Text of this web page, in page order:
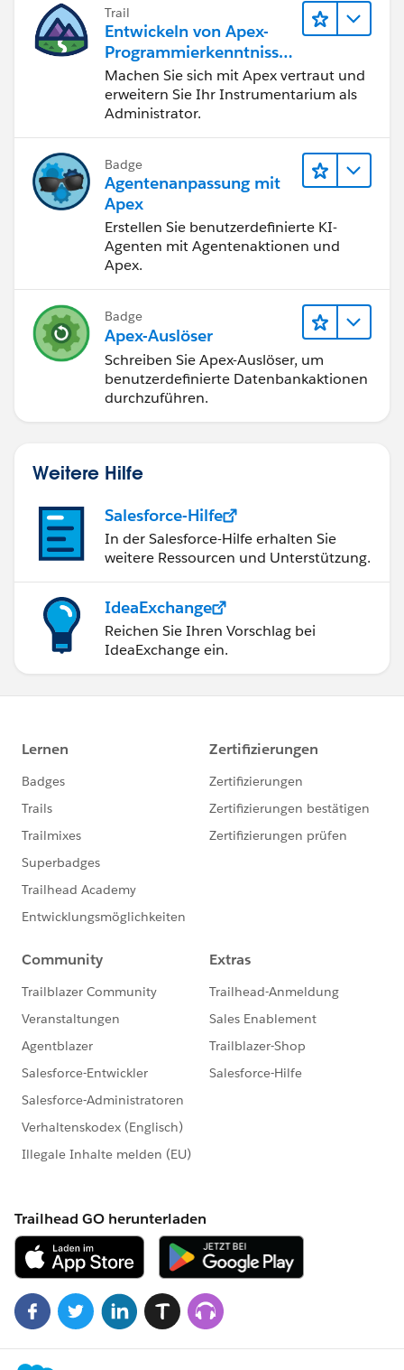
Trail
Entwickeln von Apex-
Programmierkenntnisse
n
Machen Sie sich mit Apex vertraut und
erweitern Sie Ihr Instrumentarium als
Administrator.
Badge
Agentenanpassung mit
Apex
Erstellen Sie benutzerdefinierte KI-
Agenten mit Agentenaktionen und
Apex.
Badge
Apex-Auslöser
Schreiben Sie Apex-Auslöser, um
benutzerdefinierte Datenbankaktionen
durchzuführen.
Weitere Hilfe
Salesforce-Hilfe
In der Salesforce-Hilfe erhalten Sie
weitere Ressourcen und Unterstützung.
IdeaExchange
Reichen Sie Ihren Vorschlag bei
IdeaExchange ein.